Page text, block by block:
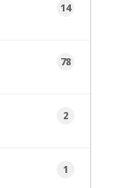
14
78
2
1